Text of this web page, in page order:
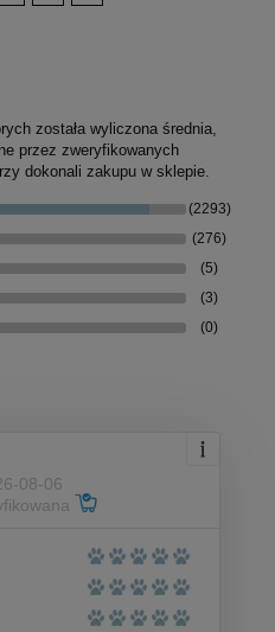
została wyliczona średnia,
przez zweryfikowanych
dokonali zakupu w sklepie.
(2293)
(276)
(5)
(3)
(0)
08-06